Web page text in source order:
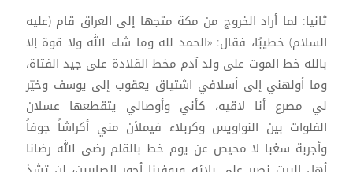
ثانيا: لما أراد الخروج من مكة متجها إلى العراق قام (عليه
السلام) خطيبًا، فقال: «الحمد لله وما شاء الله ولا قوة إلا
بالله خط الموت على ولد آدم مخط القلادة على جيد الفتاة،
وما أولهني إلى أسلافي اشتياق يعقوب إلى يوسف وخيّر
لي مصرع أنا لاقيه، كأني وأوصالي يتقطعها عسلان
الفلوات بين النواويس وكربلاء فيملأن مني أكراشاً جوفاً
وأجربة سغبا لا محيص عن يوم خط بالقلم رضى الله رضانا